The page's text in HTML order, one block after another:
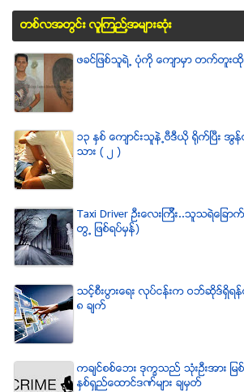
တစ္လအတြင္း လူၾကည္႔အမ်ားဆံုး
ဖခင္ျဖစ္သူရဲ႕ ပံုကို ေက်ာမွာ တက္တူးထို
၁၃ ႏွစ္ ေက်ာင္းသူနဲ႕ဗီဒီယို ရိုက္ျပီး အ
သား ( ၂ )
Taxi Driver ဦးေလးၾကီး..သူသရဲေျ
တြ႕ ျဖစ္ရပ္မွန္)
သင့္စီးပြားေရး လုပ္ငန္းက ဝဘ္ဆိုဒ္ရွိ
၈ ခ်က္
ကခ်င္စစ္ေဘး ဒုကၡသည္ သံုးဦးအား ျမစ္
ႏွစ္ရွည္ေထာင္ဒဏ္မ်ား ခ်မွတ္